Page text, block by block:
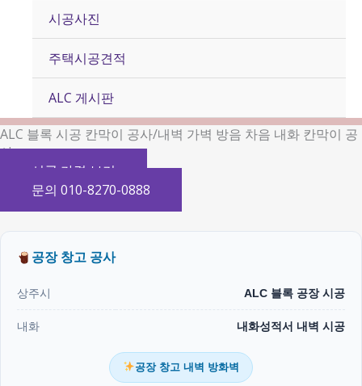
시공사진
주택시공견적
ALC 게시판
ALC 블록 시공 칸막이 공사/내벽 가벽 방음 차음 내화 칸막이 공
사
시공 가격 보기
문의 010-8270-0888
공장 창고 공사
상주시 ALC 블록 공장 시공
내화 내화성적서 내벽 시공
공장 창고 내벽 방화벽